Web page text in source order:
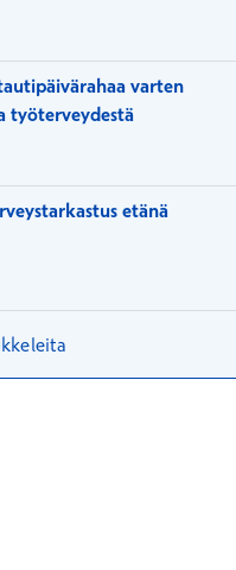
tukee paluuta
varten
työterveydestä
etänä